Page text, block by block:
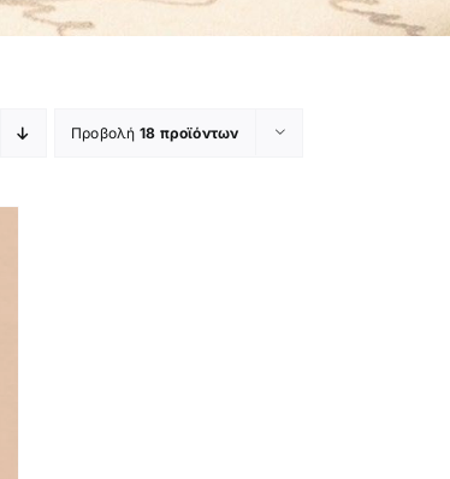
Προβολή 18 προϊόντων